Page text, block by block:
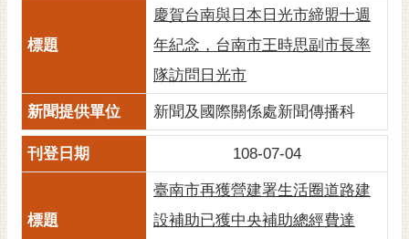
民
English
日
本
慶賀台南與日本日光市締盟十週
年紀念，台南市王時思副市長率
隊訪問日光市
新聞及國際關係處新聞傳播科
108-07-04
臺南市再獲營建署生活圈道路建
設補助已獲中央補助總經費達